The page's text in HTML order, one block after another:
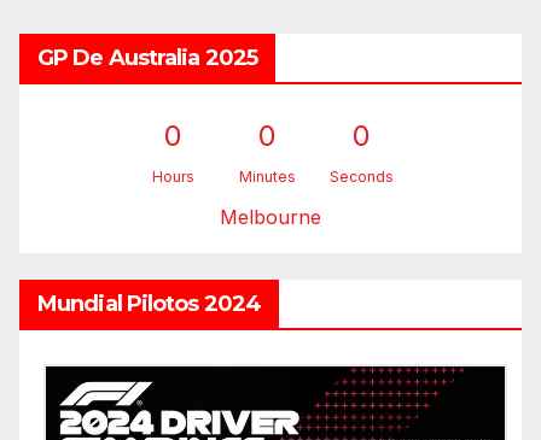
GP De Australia 2025
0
Hours
0
Minutes
0
Seconds
Melbourne
Mundial Pilotos 2024